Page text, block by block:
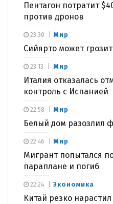
Пентагон потратит
против дронов
Мир
Сийярто может
23:30
Мир
Италия отказалась
контроль с Испанией
23:13
Мир
Белый дом разозлил
22:58
Мир
Мигрант попытался
параплане и погиб
22:46
Экономика
Китай резко
22:24